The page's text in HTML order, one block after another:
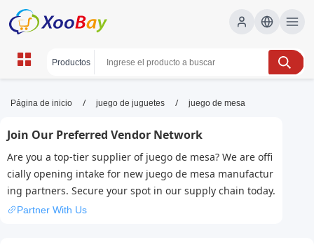
juego de mesa | XOOBAY B2B/B2C
juego de mesa,juegos de mesa,reseñas de
juegos,estrategias de juego,compras de juegos de
mesa, wholesale juego de mesa, XOOBAY
Descubre juegos de mesa populares, estrategias, reseñas y
recomendaciones para elegir el mejor juego de mesa para todas
Página de inicio / juego de juguetes / juego de mesa
Join Our Preferred Vendor Network
Are you a top-tier supplier of juego de mesa? We are offi
cially opening intake for new juego de mesa manufactur
ing partners. Secure your spot in our supply chain today.
Partner With Us